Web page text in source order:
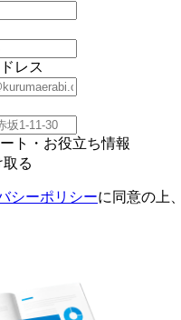
レス
ト・お役立ち情報
る
シーポリシーに同意の上